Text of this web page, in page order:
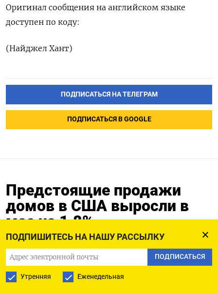
ПОДПИШИТЕСЬ НА НАШУ РАССЫЛКУ
ПОДПИСАТЬСЯ
Утренняя Еженедельная
Оригинал сообщения на английском языке
доступен по коду:
(Найджел Хант)
ПОДПИСАТЬСЯ НА ТЕЛЕГРАМ
ПОДПИСАТЬСЯ В GOOGLE
Предстоящие продажи
домов в США выросли в
мае на 1,8%
26.06.2025